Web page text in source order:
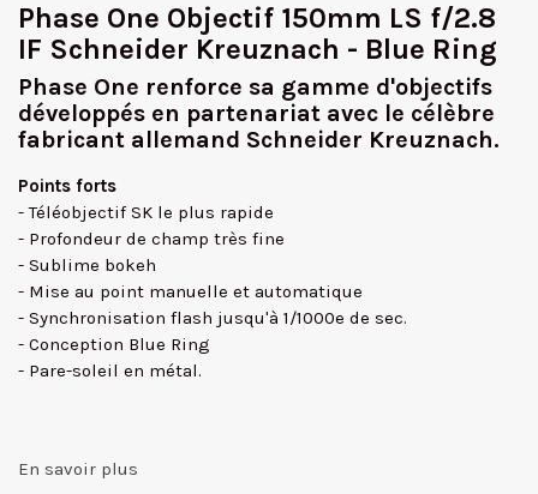
Phase One Objectif 150mm LS f/2.8
IF Schneider Kreuznach - Blue Ring
Phase One renforce sa gamme d'objectifs
développés en partenariat avec le célèbre
fabricant allemand Schneider Kreuznach.
Points forts
- Téléobjectif SK le plus rapide
- Profondeur de champ très fine
- Sublime bokeh
- Mise au point manuelle et automatique
- Synchronisation flash jusqu'à 1/1000e de sec.
- Conception Blue Ring
- Pare-soleil en métal.
En savoir plus